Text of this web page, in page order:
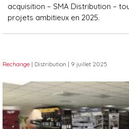
acquisition – SMA Distribution –
projets ambitieux en 2025.
Rechange | Distribution | 9 juillet 2025